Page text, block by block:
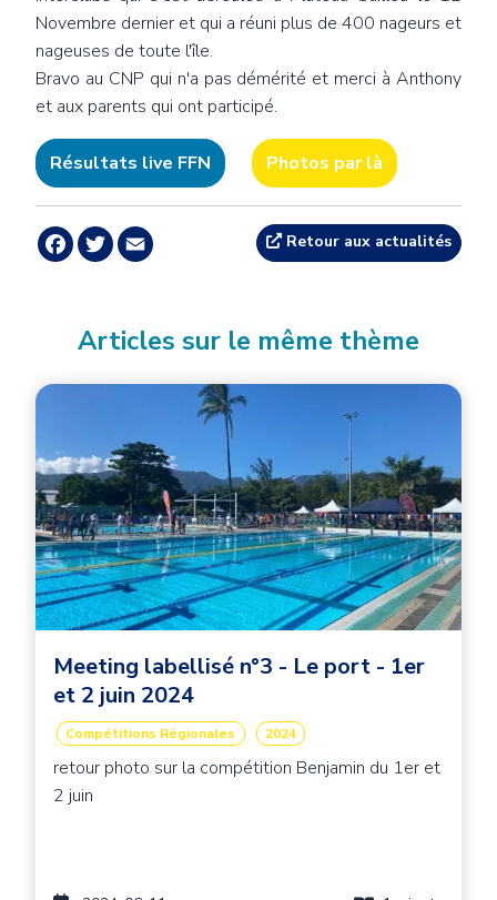
Novembre dernier et qui a réuni plus de 400 nageurs et
nageuses de toute l'île.
Bravo au CNP qui n'a pas démérité et merci à Anthony
et aux parents qui ont participé.
Résultats live FFN Photos par là
Facebook
Twitter Retour aux actualités
Articles sur le même thème
Image principale
Image
Meeting labellisé n°3 - Le port - 1er
et 2 juin 2024
Compétitions Régionales 2024
retour photo sur la compétition Benjamin du 1er et
2 juin